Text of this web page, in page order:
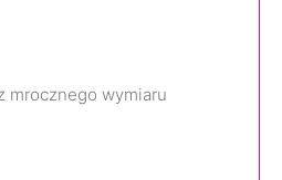
mrocznego wymiaru